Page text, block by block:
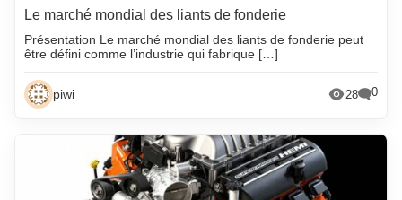
Le marché mondial des liants de fonderie
Présentation Le marché mondial des liants de fonderie peut
être défini comme l’industrie qui fabrique […]
piwi 28 0